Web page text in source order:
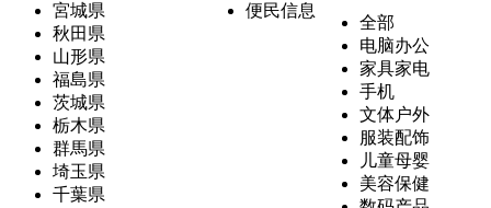
宮城県
秋田県
山形県
福島県
茨城県
栃木県
群馬県
埼玉県
千葉県
便民信息
全部
电脑办公
家具家电
手机
文体户外
服装配饰
儿童母婴
美容保健